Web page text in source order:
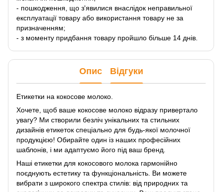
- пошкодження, що з'явилися внаслідок неправильної
експлуатації товару або використання товару не за
призначенням;
- з моменту придбання товару пройшло більше 14 днів.
Опис Відгуки
Етикетки на кокосове молоко.
Хочете, щоб ваше кокосове молоко відразу привертало
увагу? Ми створили безліч унікальних та стильних
дизайнів етикеток спеціально для будь-якої молочної
продукцією! Обирайте один із наших професійних
шаблонів, і ми адаптуємо його під ваш бренд.
Наші етикетки для кокосового молока гармонійно
поєднують естетику та функціональність. Ви можете
вибрати з широкого спектра стилів: від природних та